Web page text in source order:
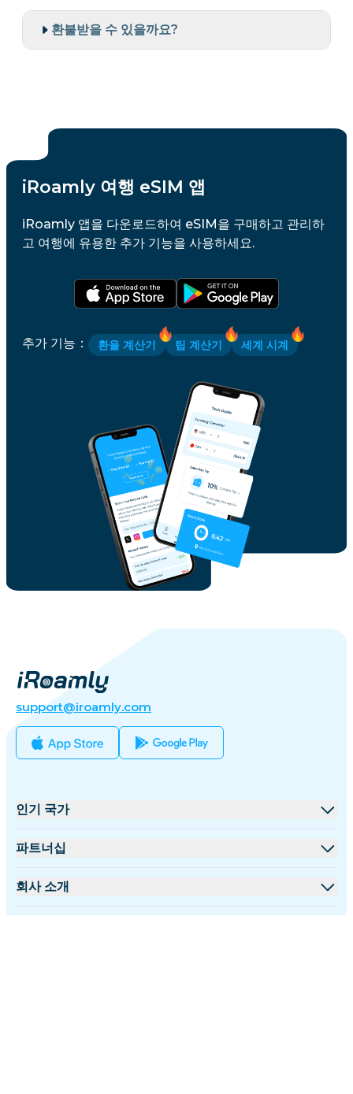
환불받을 수 있을까요?
iRoamly 여행 eSIM 앱
iRoamly 앱을 다운로드하여 eSIM을 구매하고 관리하
고 여행에 유용한 추가 기능을 사용하세요.
추가 기능 ： 환율 계산기 팁 계산기 세계 시계
support@iroamly.com
인기 국가
미국
파트너십
도매 플랫폼
회사 소개
iRoamly 소개